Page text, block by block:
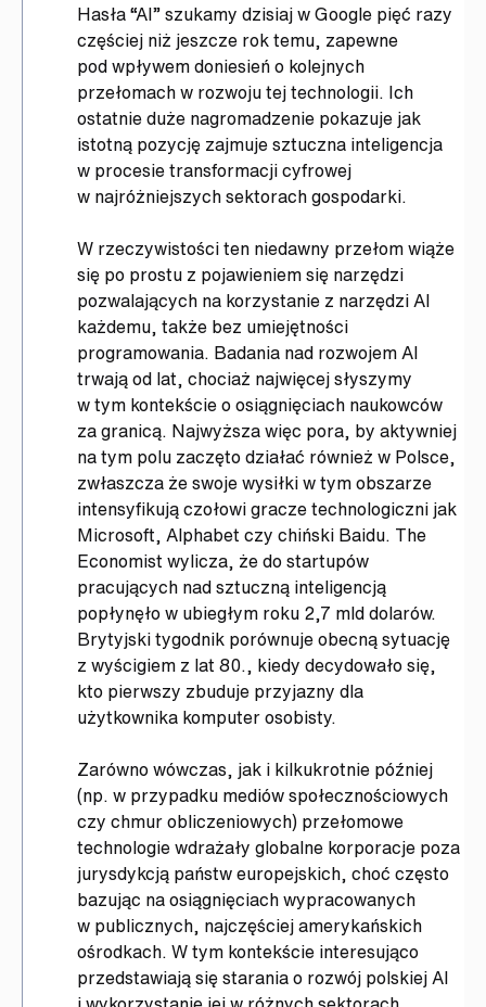
Hasła “AI” szukamy dzisiaj w Google pięć razy
częściej niż jeszcze rok temu, zapewne
pod wpływem doniesień o kolejnych
przełomach w rozwoju tej technologii. Ich
ostatnie duże nagromadzenie pokazuje jak
istotną pozycję zajmuje sztuczna inteligencja
w procesie transformacji cyfrowej
w najróżniejszych sektorach gospodarki.
W rzeczywistości ten niedawny przełom wiąże
się po prostu z pojawieniem się narzędzi
pozwalających na korzystanie z narzędzi AI
każdemu, także bez umiejętności
programowania. Badania nad rozwojem AI
trwają od lat, chociaż najwięcej słyszymy
w tym kontekście o osiągnięciach naukowców
za granicą. Najwyższa więc pora, by aktywniej
na tym polu zaczęto działać również w Polsce,
zwłaszcza że swoje wysiłki w tym obszarze
intensyfikują czołowi gracze technologiczni jak
Microsoft, Alphabet czy chiński Baidu. The
Economist wylicza, że do startupów
pracujących nad sztuczną inteligencją
popłynęło w ubiegłym roku 2,7 mld dolarów.
Brytyjski tygodnik porównuje obecną sytuację
z wyścigiem z lat 80., kiedy decydowało się,
kto pierwszy zbuduje przyjazny dla
użytkownika komputer osobisty.
Zarówno wówczas, jak i kilkukrotnie później
(np. w przypadku mediów społecznościowych
czy chmur obliczeniowych) przełomowe
technologie wdrażały globalne korporacje poza
jurysdykcją państw europejskich, choć często
bazując na osiągnięciach wypracowanych
w publicznych, najczęściej amerykańskich
ośrodkach. W tym kontekście interesująco
przedstawiają się starania o rozwój polskiej AI